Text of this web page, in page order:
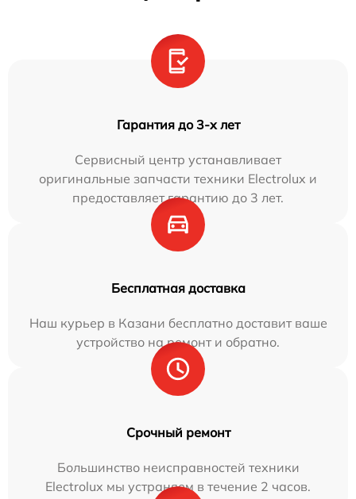
Гарантия до 3-х лет
Сервисный центр устанавливает
оригинальные запчасти техники Electrolux и
предоставляет гарантию до 3 лет.
Бесплатная доставка
Наш курьер в Казани бесплатно доставит ваше
устройство на ремонт и обратно.
Срочный ремонт
Большинство неисправностей техники
Electrolux мы устраняем в течение 2 часов.